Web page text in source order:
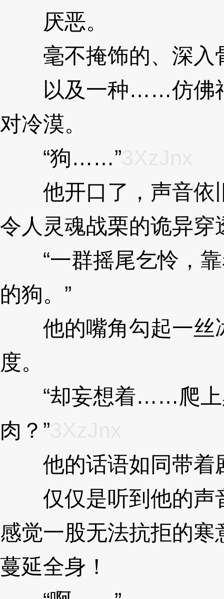
厌恶。
毫不掩饰的、深入
以及一种……仿佛神
对冷漠。
“狗……”
他开口了，声音依
令人灵魂战栗的诡异穿
“一群摇尾乞怜，靠
的狗。”
他的嘴角勾起一丝
度。
“却妄想着……爬上
肉？”
他的话语如同带着
仅仅是听到他的声
感觉一股无法抗拒的
蔓延全身！